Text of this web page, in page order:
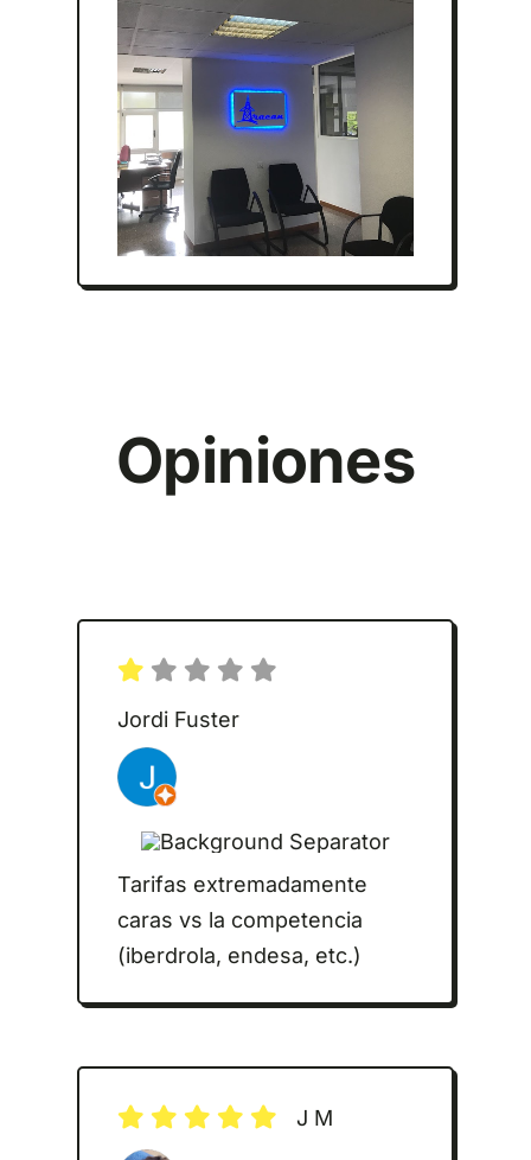
Opiniones
Jordi Fuster
Tarifas extremadamente
caras vs la competencia
(iberdrola, endesa, etc.)
J M